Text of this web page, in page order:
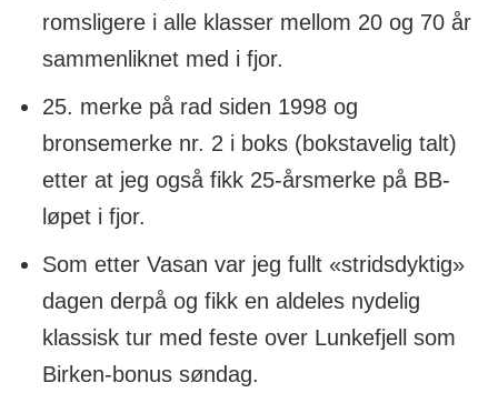
romsligere i alle klasser mellom 20 og 70 år
sammenliknet med i fjor.
25. merke på rad siden 1998 og
bronsemerke nr. 2 i boks (bokstavelig talt)
etter at jeg også fikk 25-årsmerke på BB-
løpet i fjor.
Som etter Vasan var jeg fullt «stridsdyktig»
dagen derpå og fikk en aldeles nydelig
klassisk tur med feste over Lunkefjell som
Birken-bonus søndag.